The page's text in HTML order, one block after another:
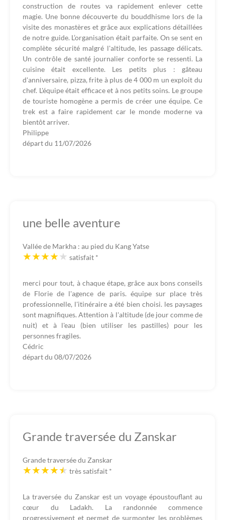
construction de routes va rapidement enlever cette
magie. Une bonne découverte du bouddhisme lors de la
visite des monastères et grâce aux explications détaillées
de notre guide. L’organisation était parfaite. On se sent en
complète sécurité malgré l'altitude, les passage délicats.
Un contrôle de santé journalier conforte se ressenti. La
cuisine était excellente. Les petits plus : gâteau
d'anniversaire, pizza, frite à plus de 4 000 m un exploit du
chef. L'équipe était efficace et à nos petits soins. Le groupe
de touriste homogène a permis de créer une équipe. Ce
trek est a faire rapidement car le monde moderne va
bientôt arriver.
Philippe
départ du 11/07/2026
une belle aventure
Vallée de Markha : au pied du Kang Yatse
satisfait *
merci pour tout, à chaque étape, grâce aux bons conseils
de Florie de l'agence de paris. équipe sur place très
professionnelle, l'itinéraire a été bien choisi. les paysages
sont magnifiques. Attention à l'altitude (de jour comme de
nuit) et à l'eau (bien utiliser les pastilles) pour les
personnes fragiles.
Cédric
départ du 08/07/2026
Grande traversée du Zanskar
Grande traversée du Zanskar
très satisfait *
La traversée du Zanskar est un voyage époustouflant au
cœur du Ladakh. La randonnée commence
progressivement et permet de surmonter les problèmes